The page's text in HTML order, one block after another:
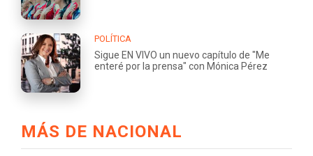
POLÍTICA
Sigue EN VIVO un nuevo capítulo de "Me
enteré por la prensa" con Mónica Pérez
MÁS DE NACIONAL